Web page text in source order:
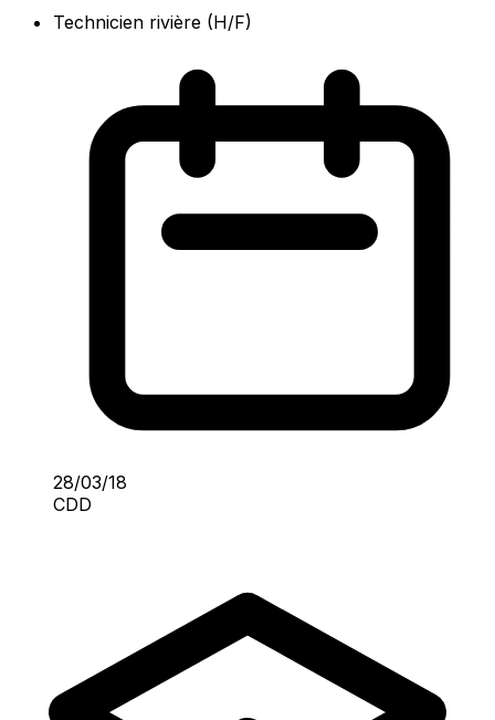
Technicien rivière (H/F)
28/03/18
CDD